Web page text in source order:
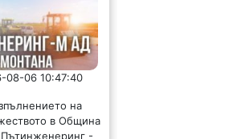
08-06 10:47:40
на
в Община
-